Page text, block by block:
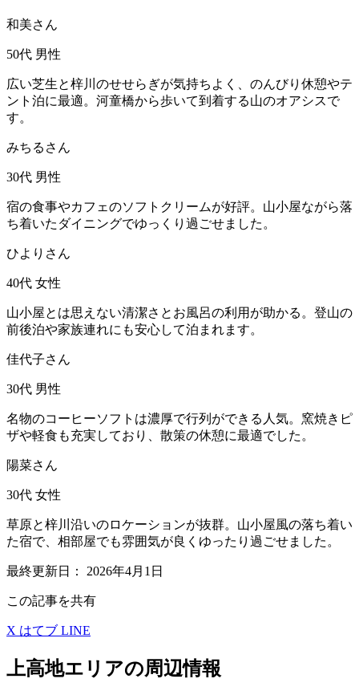
和美さん
50代 男性
広い芝生と梓川のせせらぎが気持ちよく、のんびり休憩やテ
ント泊に最適。河童橋から歩いて到着する山のオアシスで
す。
みちるさん
30代 男性
宿の食事やカフェのソフトクリームが好評。山小屋ながら落
ち着いたダイニングでゆっくり過ごせました。
ひよりさん
40代 女性
山小屋とは思えない清潔さとお風呂の利用が助かる。登山の
前後泊や家族連れにも安心して泊まれます。
佳代子さん
30代 男性
名物のコーヒーソフトは濃厚で行列ができる人気。窯焼きピ
ザや軽食も充実しており、散策の休憩に最適でした。
陽菜さん
30代 女性
草原と梓川沿いのロケーションが抜群。山小屋風の落ち着い
た宿で、相部屋でも雰囲気が良くゆったり過ごせました。
最終更新日： 2026年4月1日
この記事を共有
X はてブ LINE
上高地エリアの周辺情報